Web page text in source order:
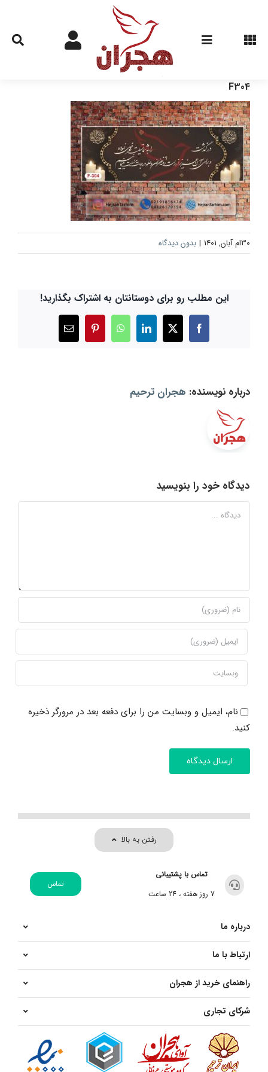
content
F304
30ام آبان, 1401 | بدون دیدگاه
این مطلب رو برای دوستانتان به اشتراک بگذارید!
Facebook
X
LinkedIn
WhatsApp
Pinterest
درباره نویسنده: هجران ترحیم
دیدگاه خود را بنویسید
دیدگاه
نام، ایمیل و وبسایت من را برای دفعه بعد در مرورگر ذخیره
کنید.
رفتن به بالا
تماس با پشتیبانی
7 روز هفته ، 24 ساعت
تماس
درباره ما
ارتباط با ما
راهنمای خرید از هجران
شرکای تجاری